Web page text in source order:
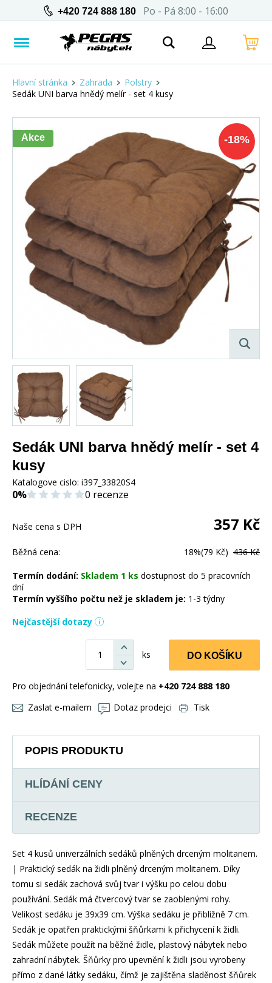
+420 724 888 180 Po - Pá 8:00 - 16:00
Hlavní stránka Zahrada
Polstry
Sedák UNI barva hnědý melír - set 4 kusy
-18%
Akce
Sedák UNI barva hnědý melír - set 4
kusy
Katalogove cislo: i397_33820S4
0% 0 recenze
Naše cena s DPH 357 Kč
Běžná cena: 18%(79 Kč) 436 Kč
Termín dodání: Skladem 1 ks dostupnost do 5 pracovních
dní
Termín vyššího počtu než je skladem je: 1-3 týdny
Nejčastější dotazy
ks DO KOŠÍKU
Pro objednání telefonicky, volejte na +420 724 888 180
Zaslat e-mailem
Dotaz prodejci Tisk
POPIS PRODUKTU
HLÍDÁNÍ CENY
RECENZE
Set 4 kusů univerzálních sedáků plněných drceným molitanem.
| Praktický sedák na židli plněný drceným molitanem. Díky
tomu si sedák zachová svůj tvar i výšku po celou dobu
používání. Sedák má čtvercový tvar se zaoblenými rohy.
Velikost sedáku je 39x39 cm. Výška sedáku je přibližně 7 cm.
Sedák je opatřen praktickými šňůrkami k přichycení k židli.
Sedák můžete použít na běžné židle, plastový nábytek nebo
zahradní nábytek. Šňůrky pro upevnění k židli jsou vyrobeny
přímo z dané látky sedáku, čímž je zajištěna sladěnost šňůrek